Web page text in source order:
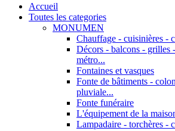
Accueil
Toutes les categories
MONUMEN
Chauffage - cuisinières -
Décors - balcons - grilles
métro...
Fontaines et vasques
Fonte de bâtiments -
pluviale...
Fonte funéraire
L'équipement de la
Lampadaire - torchères -